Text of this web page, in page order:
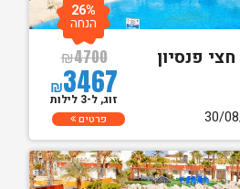
חצי פנסיון
₪4700
₪3467
26%
הנחה
זוג, ל-3 לילות
פרטים